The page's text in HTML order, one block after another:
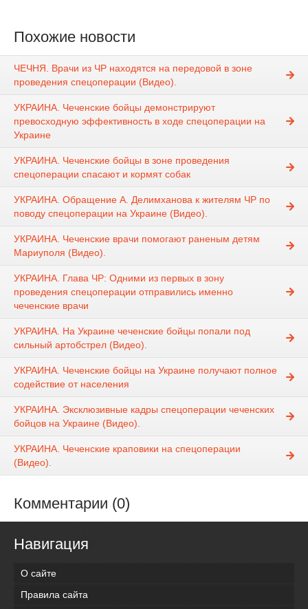
Похожие новости
ЧЕЧНЯ. Врачи из ЧР находятся на передовой в зоне
проведения спецоперации (Видео).
УКРАИНА. Чеченские бойцы демонстрируют
превосходную эффективность в ходе спецоперации на
Украине
УКРАИНА. Чеченские бойцы в зоне проведения
спецоперации спасают и кормят собак
УКРАИНА. Обращение А. Делимханова к жителям ЧР по
поводу спецоперации на Украине (Видео).
УКРАИНА. Чеченские врачи помогают раненым детям
Мариуполя (Видео).
УКРАИНА. Глава ЧР: Одними из первых в зону
проведения спецоперации отправились именно
чеченские врачи
УКРАИНА. На Украине чеченские бойцы попали под
сильный артобстрел (Видео).
УКРАИНА. Чеченские бойцы на Украине получают полное
содействие от населения
УКРАИНА. Эксклюзивные кадры спецоперации чеченских
бойцов на Украине (Видео).
УКРАИНА. Чеченские краповики на спецоперации
(Видео).
Комментарии (0)
Навигация
О сайте
Правила сайта